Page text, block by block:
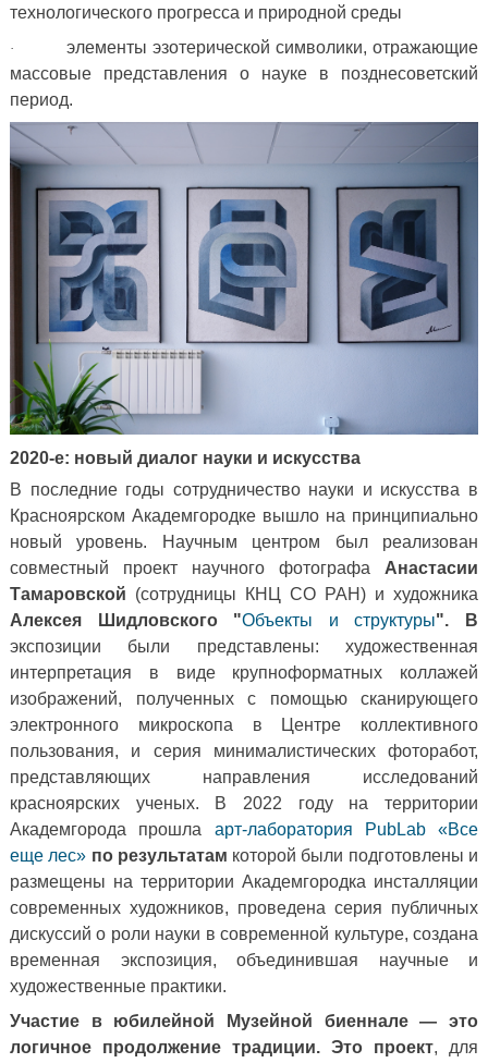
технологического прогресса и природной среды
·
элементы эзотерической символики, отражающие
массовые представления о науке в позднесоветский
период.
2020-е: новый диалог науки и искусства
В последние годы сотрудничество науки и искусства в
Красноярском Академгородке вышло на принципиально
новый уровень. Научным центром был реализован
совместный проект научного фотографа Анастасии
Тамаровской (сотрудницы КНЦ СО РАН) и художника
Алексея Шидловского "Объекты и структуры". В
экспозиции были представлены: художественная
интерпретация в виде крупноформатных коллажей
изображений, полученных с помощью сканирующего
электронного микроскопа в Центре коллективного
пользования, и серия минималистических фоторабот,
представляющих направления исследований
красноярских ученых. В 2022 году на территории
Академгорода прошла арт-лаборатория PubLab
«Все
еще лес» по результатам которой были подготовлены и
размещены на территории Академгородка инсталляции
современных художников, проведена серия публичных
дискуссий о роли науки в современной культуре, создана
временная экспозиция, объединившая научные и
художественные практики.
Участие в юбилейной Музейной биеннале — это
логичное продолжение традиции. Это проект, для